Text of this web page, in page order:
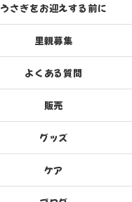
うさぎをお迎えする前に
里親募集
よくある質問
販売
グッズ
ケア